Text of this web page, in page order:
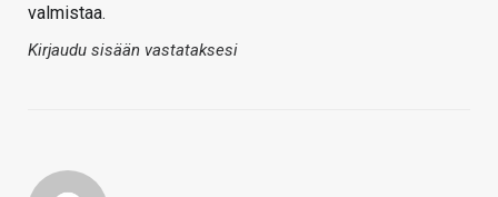
valmistaa.
Kirjaudu sisään vastataksesi